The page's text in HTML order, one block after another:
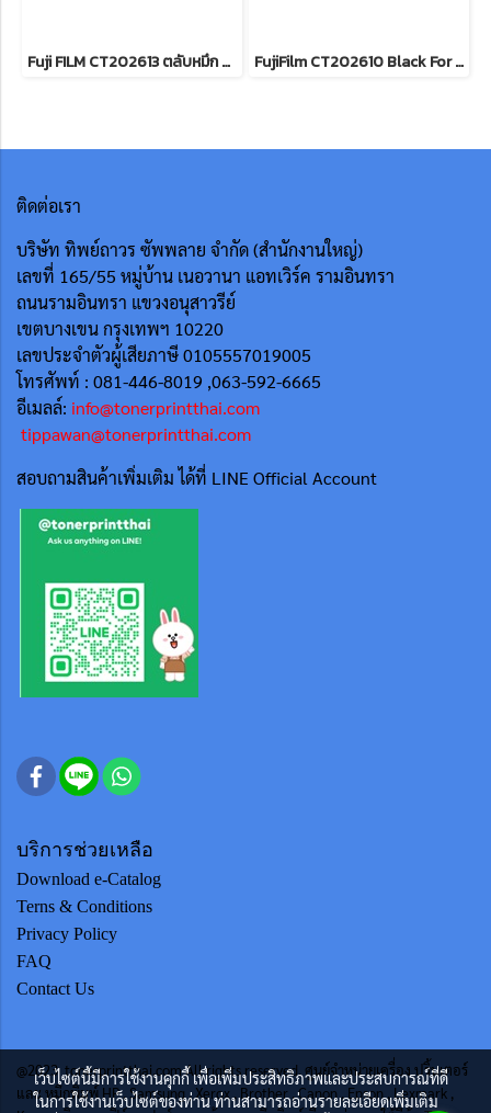
Fuji FILM CT202613 ตลับหมึก FOR DocuPrint CP315dw/ CM315z หมึกพิมพ์เลเซอร์โทนเนอร์สีเหลือง รับประกันศูนย์บริการของแท้แน่นอน FujiFilm CT202610 Black For DocuPrint CP315dw/ CM315z หมึกพิมพ์เลเซอร์โทนเนอร์สีดำ รับประกันศูนย์บริการของแท้แน่นอน
ติดต่อเรา
บริษัท ทิพย์ถาวร ซัพพลาย จำกัด (สำนักงานใหญ่)
เลขที่ 165/55 หมู่บ้าน เนอวานา แอทเวิร์ค รามอินทรา
ถนนรามอินทรา แขวงอนุสาวรีย์
เขตบางเขน กรุงเทพฯ 10220
เลขประจำตัวผู้เสียภาษี 0105557019005
โทรศัพท์ : 081-446-8019 ,063-592-6665
อีเมลล์: info@tonerprintthai.com
tippawan@tonerprintthai.com
สอบถามสินค้าเพิ่มเติม ได้ที่ LINE Official Account
บริการช่วยเหลือ
Download e-Catalog
Terns & Conditions
Privacy Policy
FAQ
Contact Us
@2023 tonerprintthai.com All rights reserved. ศูนย์จำหน่ายเครื่อง ปริ้นเตอร์
และ หมึกพิมพ์ HP , Samsung , Xerox , Brother , Canon , Epson , Lexmark ,
เว็บไซต์นี้มีการใช้งานคุกกี้ เพื่อเพิ่มประสิทธิภาพและประสบการณ์ที่ดี
ในการใช้งานเว็บไซต์ของท่าน ท่านสามารถอ่านรายละเอียดเพิ่มเติม